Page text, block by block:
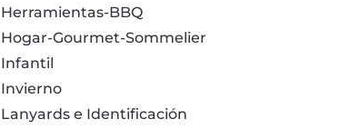
Herramientas-BBQ
Hogar-Gourmet-Sommelier
Infantil
Invierno
Lanyards e Identificación